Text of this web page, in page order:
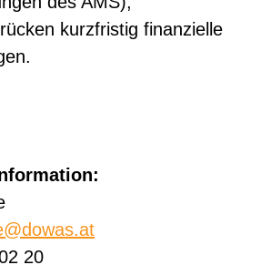
kurzfristig finanzielle
20